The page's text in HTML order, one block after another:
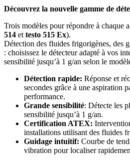
Découvrez la nouvelle gamme de
Trois modèles pour répondre à chaque
514 et testo 515 Ex).
Détection des fluides frigorigènes, des
: choisissez le détecteur adapté à vos
sensibilité jusqu’à 1 g/an selon le
Détection rapide: Réponse et
secondes grâce à une aspiration
performance.
Grande sensibilité: Détecte les
sensibilité jusqu’à 1 g/an.
Certification ATEX:
installations utilisant des fluides
Guidage intuitif: Courbe de
vibration pour localiser